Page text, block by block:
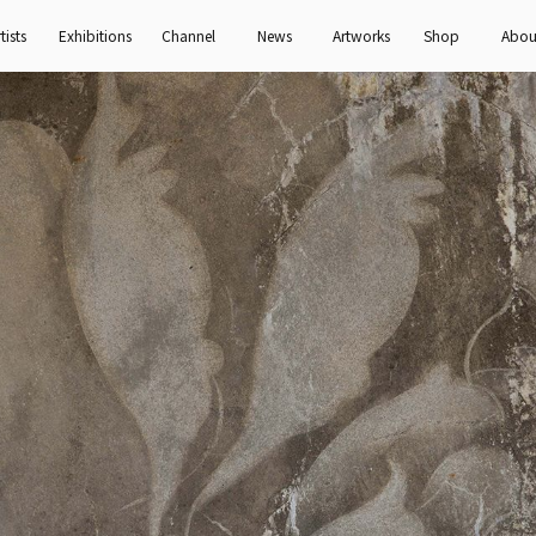
Exhibitions Channel News Artworks Shop